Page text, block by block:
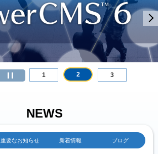
1 2 3
NEWS
重要なお知らせ 新着情報 ブログ